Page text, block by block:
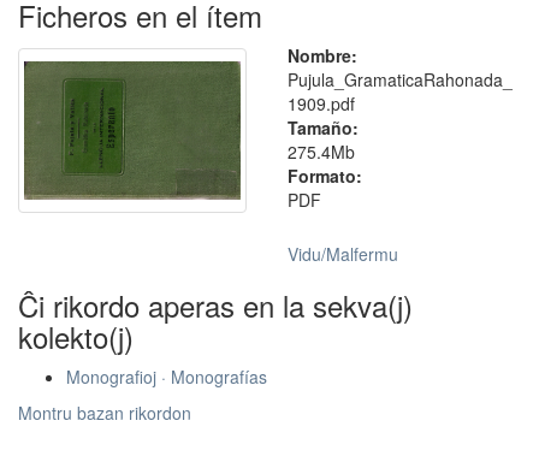
Ficheros en el ítem
Nombre:
Pujula_GramaticaRahonada_
1909.pdf
Tamaño:
275.4Mb
Formato:
PDF
Vidu/Malfermu
Ĉi rikordo aperas en la sekva(j)
kolekto(j)
Monografioj · Monografías
Montru bazan rikordon